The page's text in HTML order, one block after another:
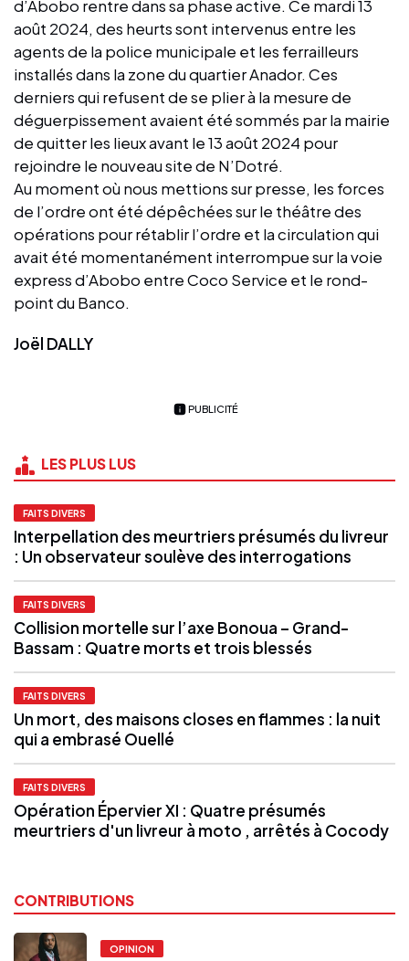
d’Abobo rentre dans sa phase active. Ce mardi 13
août 2024, des heurts sont intervenus entre les
agents de la police municipale et les ferrailleurs
installés dans la zone du quartier Anador. Ces
derniers qui refusent de se plier à la mesure de
déguerpissement avaient été sommés par la mairie
de quitter les lieux avant le 13 août 2024 pour
rejoindre le nouveau site de N’Dotré.
Au moment où nous mettions sur presse, les forces
de l’ordre ont été dépêchées sur le théâtre des
opérations pour rétablir l’ordre et la circulation qui
avait été momentanément interrompue sur la voie
express d’Abobo entre Coco Service et le rond-
point du Banco.
Joël DALLY
PUBLICITÉ
LES PLUS LUS
FAITS DIVERS
Interpellation des meurtriers présumés du livreur
: Un observateur soulève des interrogations
FAITS DIVERS
Collision mortelle sur l’axe Bonoua – Grand-
Bassam : Quatre morts et trois blessés
FAITS DIVERS
Un mort, des maisons closes en flammes : la nuit
qui a embrasé Ouellé
FAITS DIVERS
Opération Épervier XI : Quatre présumés
meurtriers d'un livreur à moto , arrêtés à Cocody
CONTRIBUTIONS
OPINION